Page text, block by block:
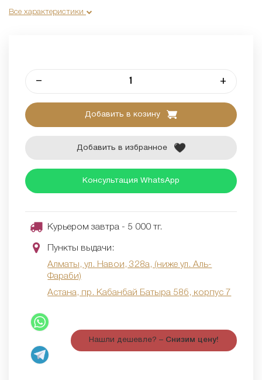
Все характеристики
– +
Добавить в козину
Добавить в избранное
Консультация WhatsApp
Курьером завтра - 5 000 тг.
Пункты выдачи:
Алматы, ул. Навои, 328а, (ниже ул. Аль-
Фараби)
Астана, пр. Кабанбай Батыра 58б, корпус 7
Нашли дешевле? – Снизим цену!